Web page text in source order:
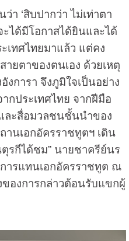
‘สิบปากว่า ไม่เท่าตา
ได้มีโอกาสได้ยินและได้
ะเทศไทยมาแล้ว แต่คง
ายตาของตนเอง ด้วยเหตุ
การา จึงภูมิใจเป็นอย่าง
กประเทศไทย จากฝีมือ
ละสื่อมวลชนชั้นนำของ
านเอกอัครราชทูตฯ เดิน
รกีได้ชม” นายชาครีย์นร
ารแทนเอกอัครราชทูต ณ
ของการกล่าวต้อนรับแขกผู้